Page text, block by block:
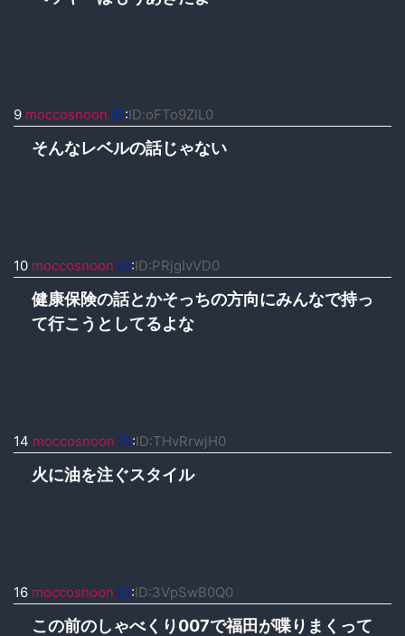
9 moccosnoon ID:ID:oFTo9ZlL0
そんなレベルの話じゃない
10 moccosnoon ID:ID:PRjgIvVD0
健康保険の話とかそっちの方向にみんなで持っ
て行こうとしてるよな
14 moccosnoon ID:ID:THvRrwjH0
火に油を注ぐスタイル
16 moccosnoon ID:ID:3VpSwB0Q0
この前のしゃべくり007で福田が喋りまくって